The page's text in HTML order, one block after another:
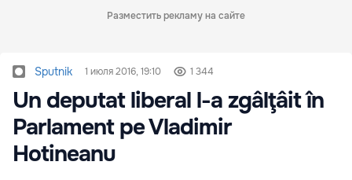
Разместить рекламу на сайте
Sputnik 1 июля 2016, 19:10 1 344
Un deputat liberal l-a zgâlţâit în
Parlament pe Vladimir
Hotineanu